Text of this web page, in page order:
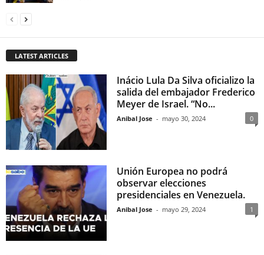
LATEST ARTICLES
Inácio Lula Da Silva oficializo la
salida del embajador Frederico
Meyer de Israel. “No...
Anibal Jose - mayo 30, 2024 0
Unión Europea no podrá
observar elecciones
presidenciales en Venezuela.
Anibal Jose - mayo 29, 2024 1